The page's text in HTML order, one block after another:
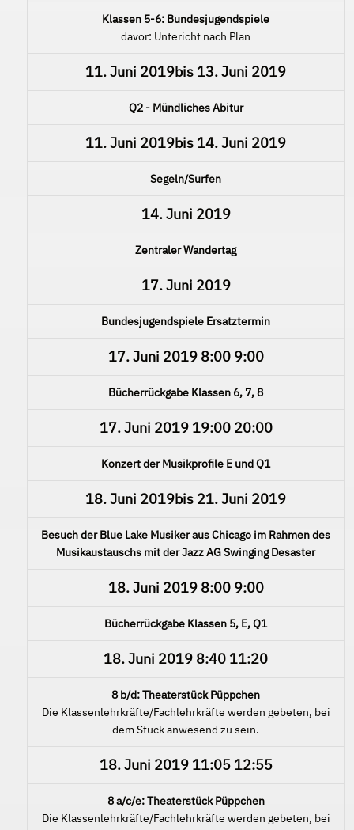
Klassen 5-6: Bundesjugendspiele
davor: Untericht nach Plan
11. Juni 2019bis 13. Juni 2019
Q2 - Mündliches Abitur
11. Juni 2019bis 14. Juni 2019
Segeln/Surfen
14. Juni 2019
Zentraler Wandertag
17. Juni 2019
Bundesjugendspiele Ersatztermin
17. Juni 20198:00 9:00
Bücherrückgabe Klassen 6, 7, 8
17. Juni 201919:00 20:00
Konzert der Musikprofile E und Q1
18. Juni 2019bis 21. Juni 2019
Besuch der Blue Lake Musiker aus Chicago im Rahmen des
Musikaustauschs mit der Jazz AG Swinging Desaster
18. Juni 20198:00 9:00
Bücherrückgabe Klassen 5, E, Q1
18. Juni 2019 8:40 11:20
8 b/d: Theaterstück Püppchen
Die Klassenlehrkräfte/Fachlehrkräfte werden gebeten, bei
dem Stück anwesend zu sein.
18. Juni 201911:05 12:55
8 a/c/e: Theaterstück Püppchen
Die Klassenlehrkräfte/Fachlehrkräfte werden gebeten, bei